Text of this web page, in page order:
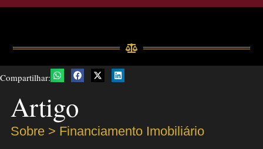
Compartilhar:
Artigo
Sobre > Financiamento Imobiliário